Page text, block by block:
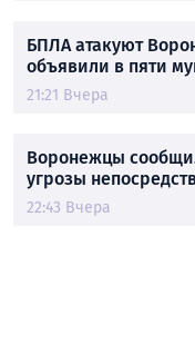
БПЛА атакуют
объявили в пяти
21:21 Вчера
Воронежцы
угрозы
22:43 Вчера